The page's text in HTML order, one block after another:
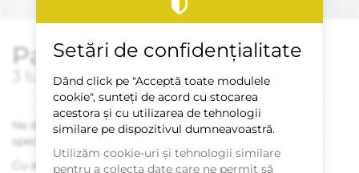
Party cu Proconsul
3 Iunie 2023
Ne dorim să avem parte de cât mai multe momente
speciale în cadrul
Cu această ocazie, trupaProconsulrevine la Zaga Zaga
Setări de confidențialitate
Dând click pe "Acceptă toate modulele
cookie", sunteți de acord cu stocarea
acestora și cu utilizarea de tehnologii
similare pe dispozitivul dumneavoastră.
Utilizăm cookie-uri și tehnologii similare
pentru a colecta date care ne permit să